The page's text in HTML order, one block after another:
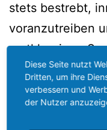
stets bestrebt,
voranzutreiben
erstklassigen
weiterlesen
Veröffentlicht am19.
Diese Seite nutzt
Dritten, um ihre
verbessern und
der Nutzer